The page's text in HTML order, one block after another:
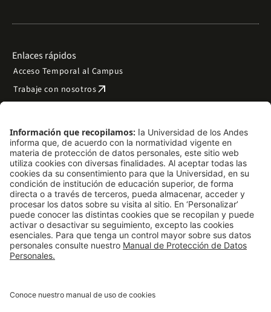
Enlaces rápidos
Acceso Temporal al Campus
Trabaje con nosotrosarrow_outward
Preguntas frecuentes
Filantropía y donacionesarrow_outward
Mapa del sitio arrow_outward
Síguenos
LinkedIn
Instagram
Facebook
TikTok